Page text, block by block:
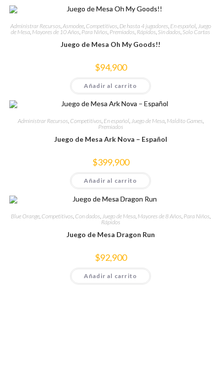
Administrar Recursos Asmodee, Competitivos De hasta 4 jugadores En español, Juego
de Mesa Mayores de 10 Años Para Niños Premiados Rápidos Sin dados Solo Cartas
Juego de Mesa Oh My Goods!!
$94,900
Añadir al carrito
Administrar Recursos, Competitivos, En español,Juego de Mesa, Maldito Games,
Premiados
Juego de Mesa Ark Nova – Español
$399,900
Añadir al carrito
Blue Orange, Competitivos Con dados Juego de Mesa Mayores de 8 Años Para Niños
Rápidos
Juego de Mesa Dragon Run
$92,900
Añadir al carrito